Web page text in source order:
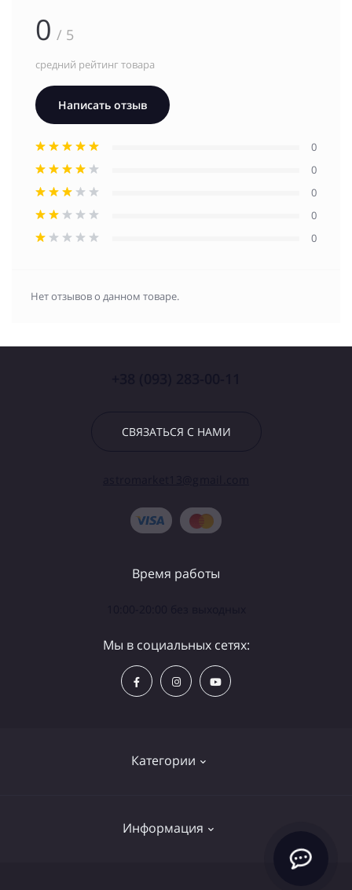
0 / 5
средний рейтинг товара
Написать отзыв
0
0
0
0
0
Нет отзывов о данном товаре.
СВЯЗАТЬСЯ С НАМИ
Категории
Информация
Время работы
Мы в социальных сетях: